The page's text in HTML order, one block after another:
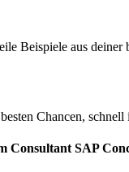
Beispiele aus
Chancen,
Consultant SAP